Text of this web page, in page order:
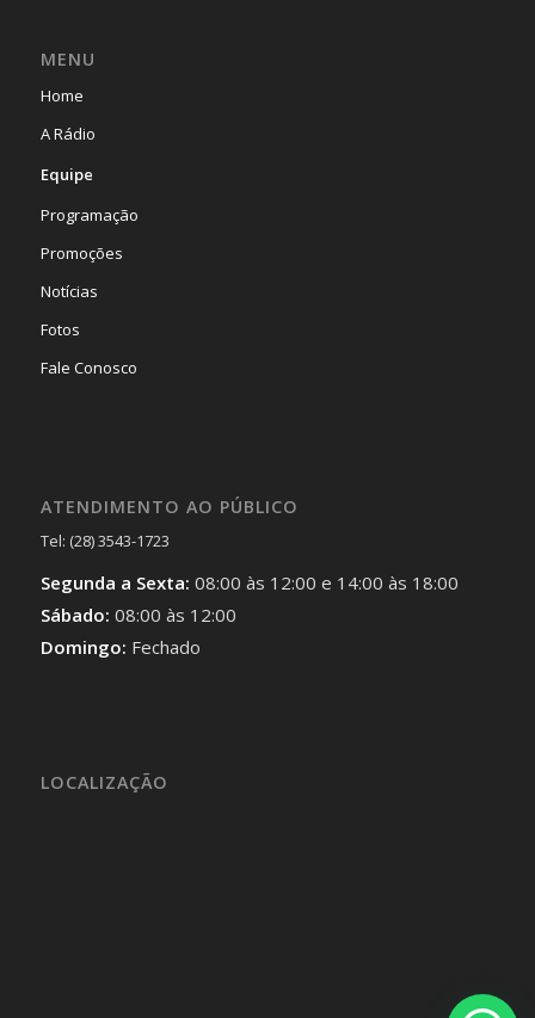
MENU
Home
A Rádio
Equipe
Programação
Promoções
Notícias
Fotos
Fale Conosco
ATENDIMENTO AO PÚBLICO
Tel: (28) 3543-1723
Segunda a Sexta: 08:00 às 12:00 e 14:00 às 18:00
Sábado: 08:00 às 12:00
Domingo: Fechado
LOCALIZAÇÃO